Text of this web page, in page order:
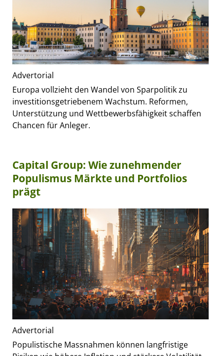
Advertorial
Europa vollzieht den Wandel von Sparpolitik zu
investitionsgetriebenem Wachstum. Reformen,
Unterstützung und Wettbewerbsfähigkeit schaffen
Chancen für Anleger.
Capital Group: Wie zunehmender
Populismus Märkte und Portfolios
prägt
Advertorial
Populistische Massnahmen können langfristige